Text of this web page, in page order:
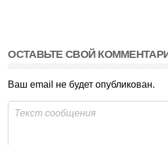
ОСТАВЬТЕ СВОЙ
Ваш email не будет опубликован.